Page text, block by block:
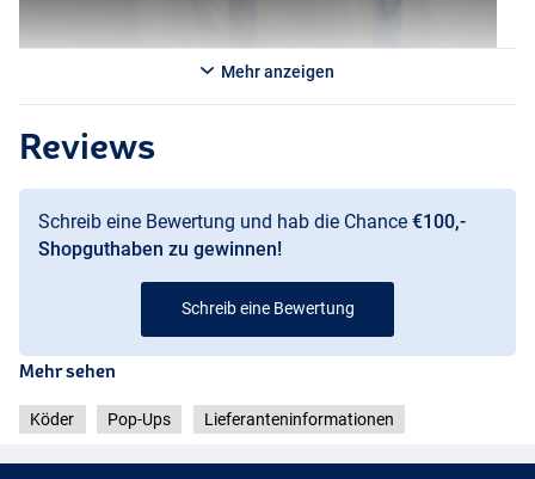
Creamy Custard
Mehr anzeigen
Reviews
Schreib eine Bewertung und hab die Chance €100,-
Shopguthaben zu gewinnen!
Schreib eine Bewertung
Mehr sehen
Köder Pop-Ups Lieferanteninformationen